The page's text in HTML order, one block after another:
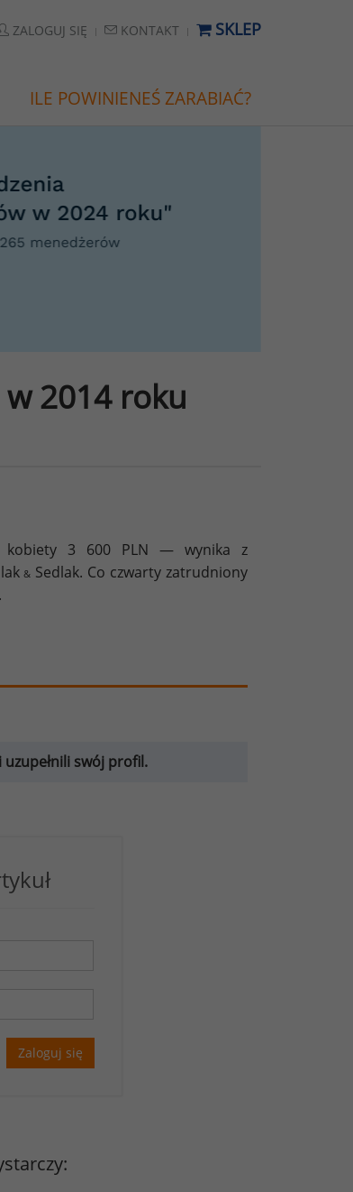
ZALOGUJ SIĘ KONTAKT SKLEP
ILE POWINIENEŚ ZARABIAĆ?
2014 roku
kobiety 3 600 PLN — wynika z
& Sedlak. Co czwarty zatrudniony
swój profil.
Zaloguj się